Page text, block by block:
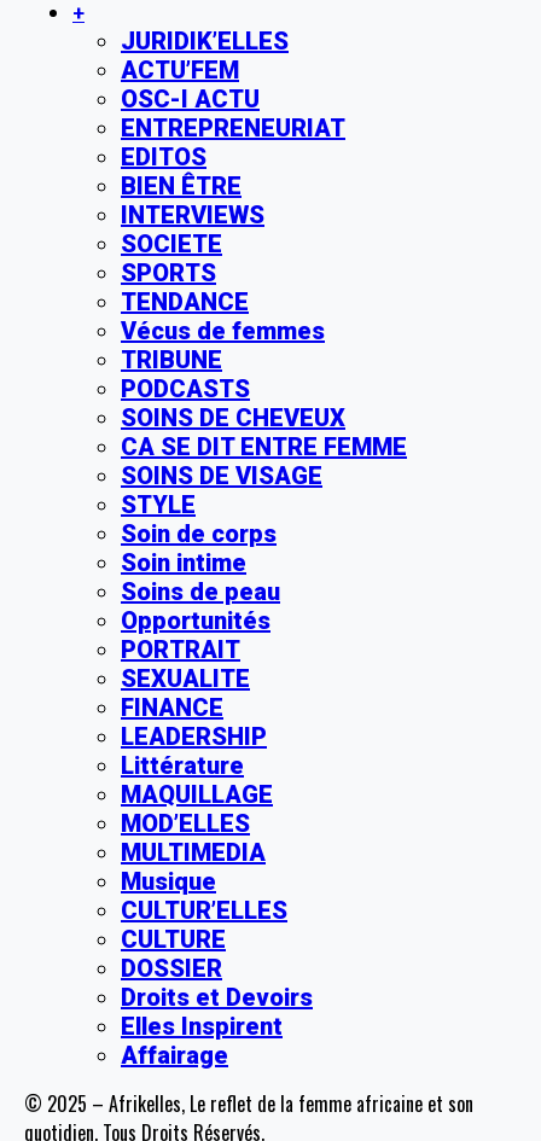
+
JURIDIK’ELLES
ACTU’FEM
OSC-I ACTU
ENTREPRENEURIAT
EDITOS
BIEN ÊTRE
INTERVIEWS
SOCIETE
SPORTS
TENDANCE
Vécus de femmes
TRIBUNE
PODCASTS
SOINS DE CHEVEUX
CA SE DIT ENTRE FEMME
SOINS DE VISAGE
STYLE
Soin de corps
Soin intime
Soins de peau
Opportunités
PORTRAIT
SEXUALITE
FINANCE
LEADERSHIP
Littérature
MAQUILLAGE
MOD’ELLES
MULTIMEDIA
Musique
CULTUR’ELLES
CULTURE
DOSSIER
Droits et Devoirs
Elles Inspirent
Affairage
© 2025 – Afrikelles, Le reflet de la femme africaine et son
quotidien. Tous Droits Réservés.